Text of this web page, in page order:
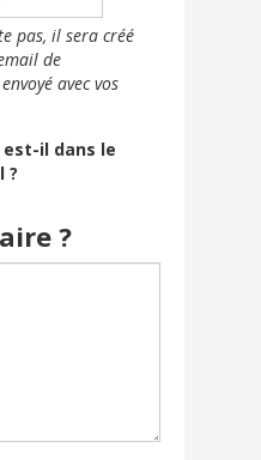
pas, il sera créé
de
avec vos
il dans le
?
?